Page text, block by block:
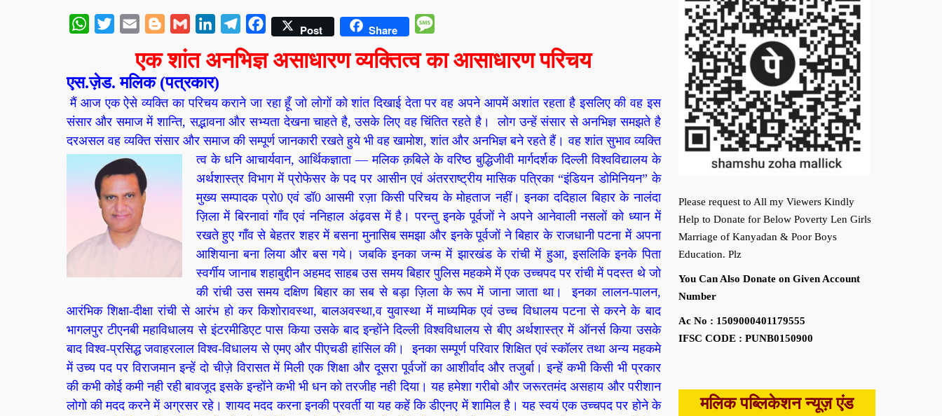
WhatsApp
Twitter Email BloggerGmail LinkedInTelegramFacebookPost Share
एक शांत अनभिज्ञ असाधारण व्यक्तित्व का आसाधारण परिचय
एस.ज़ेड. मलिक (पत्रकार)
मैं आज एक ऐसे व्यक्ति का परिचय कराने जा रहा हूँ जो लोगों को शांत दिखाई देता पर वह अपने आपमें अशांत रहता है इसलिए की वह इस
संसार और समाज में शान्ति, सद्भावना और सभ्यता देखना चाहते है, उसके लिए वह चिंतित रहते है। लोग उन्हें संसार से अनभिज्ञ समझते है
दरअसल वह व्यक्ति संसार और समाज की सम्पूर्ण जानकारी रखते हुये भी वह खामोश, शांत और अनभिज्ञ बने रहते हैं। वह शांत सुभाव व्यक्ति
त्व के धनि आचार्यवान, आर्थिकज्ञाता — मलिक क़बिले के वरिष्ठ बुद्धिजीवी मार्गदर्शक दिल्ली विश्वविद्यालय के
अर्थशास्त्र विभाग में प्रोफेसर के पद पर आसीन एवं अंतरराष्ट्रीय मासिक पत्रिका “इंडियन डोमिनियन” के
मुख्य सम्पादक प्रो0 एवं डॉ0 आसमी रज़ा किसी परिचय के मोहताज नहीं। इनका ददिहाल बिहार के नालंदा
ज़िला में बिरनावां गाँव एवं ननिहाल अंढ़वस में है। परन्तु इनके पूर्वजों ने अपने आनेवाली नसलों को ध्यान में
रखते हुए गाँव से बेहतर शहर में बसना मुनासिब समझा और इनके पूर्वजों ने बिहार के राजधानी पटना में अपना
आशियाना बना लिया और बस गये। जबकि इनका जन्म में झारखंड के रांची में हुआ, इसलिकि इनके पिता
स्वर्गीय जानाब शहाबुद्दीन अहमद साहब उस समय बिहार पुलिस महकमे में एक उच्चपद पर रांची में पदस्त थे जो
की रांची उस समय दक्षिण बिहार का सब से बड़ा ज़िला के रूप में जाना जाता था। इनका लालन-पालन,
आरंभिक शिक्षा-दीक्षा रांची से आरंभ हो कर किशोरावस्था, बालअवस्था,व युवास्था में माध्यमिक एवं उच्च विधालय पटना से करने के बाद
भागलपुर टीएनबी महाविधालय से इंटरमीडिएट पास किया उसके बाद इन्होंने दिल्ली विश्वविधालय से बीए अर्थशास्त्र में ऑनर्स किया उसके
बाद विश्व-प्रसिद्ध जवाहरलाल विश्व-विधालय से एमए और पीएचडी हांसिल की। इनका सम्पूर्ण परिवार शिक्षित एवं स्कॉलर तथा अन्य महकमे
में उच्य पद पर विराजमान इन्हें दो चीज़े विरासत में मिली एक शिक्षा और दूसरा पूर्वजों का आशीर्वाद और तजुर्बा। इन्हें कभी किसी भी प्रकार
की कभी कोई कमी नही रही बावजूद इसके इन्होंने कभी भी धन को तरजीह नही दिया। यह हमेशा गरीबो और जरूरतमंद असहाय और परीशान
लोगो की मदद करने में अग्रसर रहे। शायद मदद करना इनकी प्रवर्ती या यह कहें कि डीएनए में शामिल है। यह स्वयं एक उच्चपद पर होने के
Please request to All my Viewers Kindly
Help to Donate for Below Poverty Len Girls
Marriage of Kanyadan & Poor Boys
Education. Plz
You Can Also Donate on Given Account
Number
Ac No : 1509000401179555
IFSC CODE : PUNB0150900
मलिक पब्लिकेशन न्यूज़ एंड